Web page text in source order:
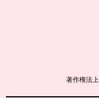
著作権法